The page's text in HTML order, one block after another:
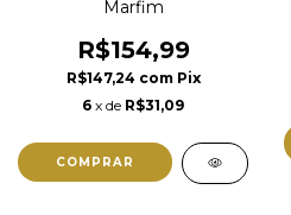
Marfim
R$154,99
R$147,24 com Pix
6 x de R$31,09
COMPRAR